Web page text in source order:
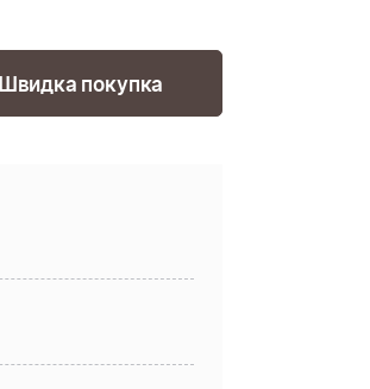
Швидка покупка